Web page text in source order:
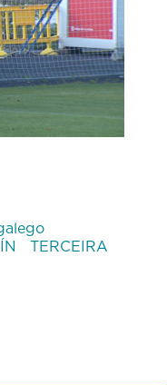
TERCEIRA